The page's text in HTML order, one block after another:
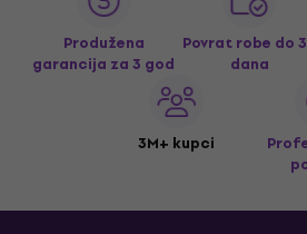
Produžena
garancija za 3 god
Povrat robe do
dana
3M+ kupci